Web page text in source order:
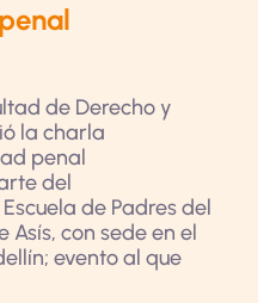
de Derecho y
la charla
penal
del
de Padres del
con sede en el
evento al que